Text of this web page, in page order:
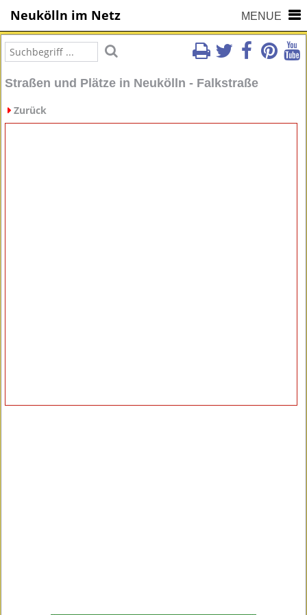
Neukölln im Netz MENUE
Straßen und Plätze in Neukölln - Falkstraße
Zurück